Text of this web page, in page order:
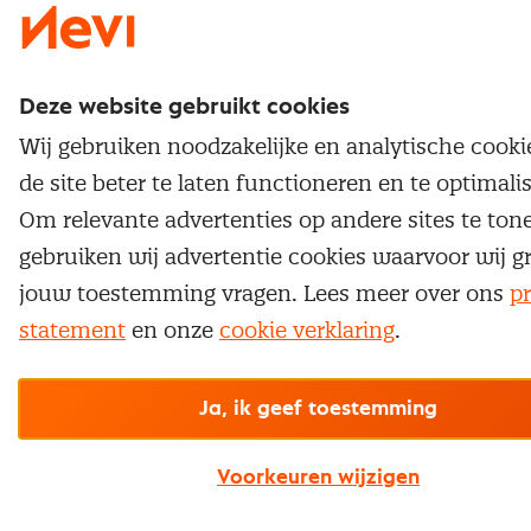
Deze website gebruikt cookies
Wij gebruiken noodzakelijke en analytische
de site beter te laten functioneren en te
Om relevante advertenties op andere sites te
gebruiken wij advertentie cookies waarvoor wij
jouw toestemming vragen. Lees meer over ons
statement en onze cookie verklaring.
Ja, ik geef toestemming
Voorkeuren wijzigen